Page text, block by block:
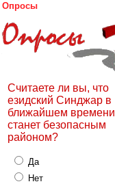
Опросы
Считаете ли вы, что
езидский Синджар в
ближайшем времени
станет безопасным
районом?
Да
Нет